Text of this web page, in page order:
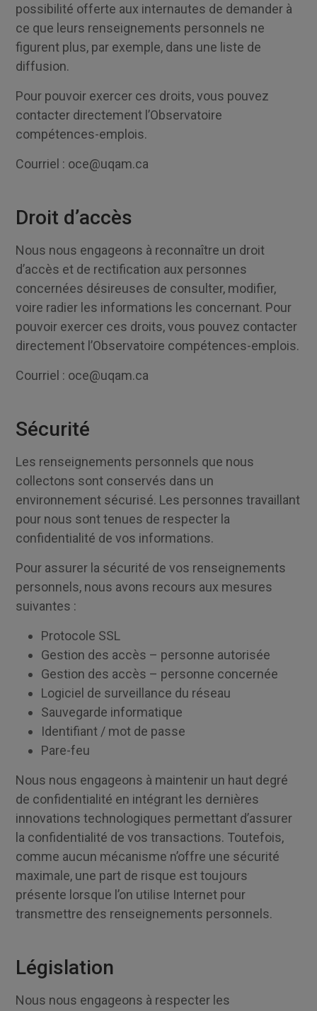
possibilité offerte aux internautes de demander à
ce que leurs renseignements personnels ne
figurent plus, par exemple, dans une liste de
diffusion.
Pour pouvoir exercer ces droits, vous pouvez
contacter directement l’Observatoire
compétences-emplois.
Courriel : oce@uqam.ca
Droit d’accès
Nous nous engageons à reconnaître un droit
d’accès et de rectification aux personnes
concernées désireuses de consulter, modifier,
voire radier les informations les concernant. Pour
pouvoir exercer ces droits, vous pouvez contacter
directement l’Observatoire compétences-emplois.
Courriel : oce@uqam.ca
Sécurité
Les renseignements personnels que nous
collectons sont conservés dans un
environnement sécurisé. Les personnes travaillant
pour nous sont tenues de respecter la
confidentialité de vos informations.
Pour assurer la sécurité de vos renseignements
personnels, nous avons recours aux mesures
suivantes :
Protocole SSL
Gestion des accès – personne autorisée
Gestion des accès – personne concernée
Logiciel de surveillance du réseau
Sauvegarde informatique
Identifiant / mot de passe
Pare-feu
Nous nous engageons à maintenir un haut degré
de confidentialité en intégrant les dernières
innovations technologiques permettant d’assurer
la confidentialité de vos transactions. Toutefois,
comme aucun mécanisme n’offre une sécurité
maximale, une part de risque est toujours
présente lorsque l’on utilise Internet pour
transmettre des renseignements personnels.
Législation
Nous nous engageons à respecter les